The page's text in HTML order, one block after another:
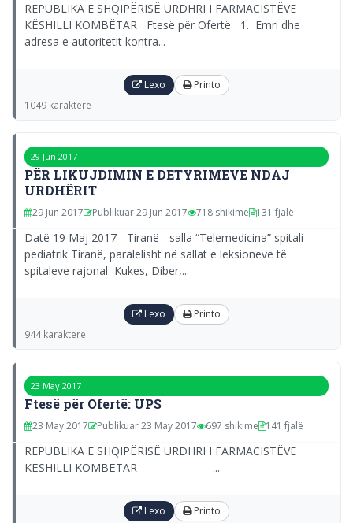
REPUBLIKA E SHQIPËRISË URDHRI I FARMACISTËVE
KËSHILLI KOMBËTAR Ftesë për Ofertë 1. Emri dhe
adresa e autoritetit kontra...
Lexo Printo
1049 karaktere
29 Jun 2017
PËR LIKUJDIMIN E DETYRIMEVE NDAJ
URDHËRIT
29 Jun 2017 Publikuar 29 Jun 2017 718 shikime 131 fjalë
Datë 19 Maj 2017 - Tiranë - salla “Telemedicina” spitali
pediatrik Tiranë, paralelisht në sallat e leksioneve të
spitaleve rajonal Kukes, Diber,...
Lexo Printo
944 karaktere
23 May 2017
Ftesë për Ofertë: UPS
23 May 2017 Publikuar 23 May 2017 697 shikime 141 fjalë
REPUBLIKA E SHQIPËRISË URDHRI I FARMACISTËVE
KËSHILLI KOMBËTAR ...
Lexo Printo